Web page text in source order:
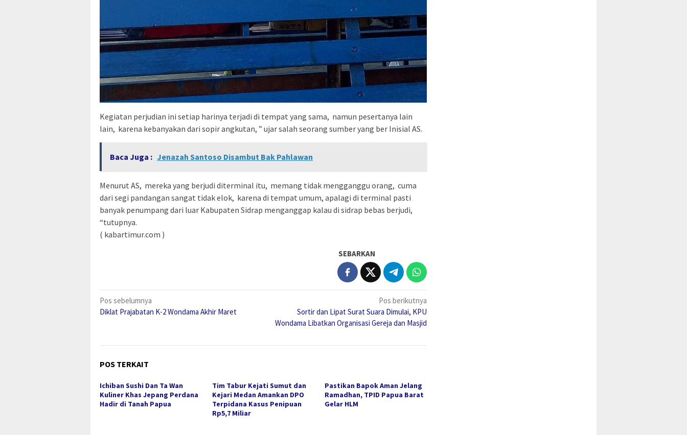
Kegiatan perjudian ini setiap harinya terjadi di tempat yang sama, namun pesertanya lain
lain, karena kebanyakan dari sopir angkutan, ” ujar salah seorang sumber yang ber Inisial AS.
Baca Juga : Jenazah Santoso Disambut Bak Pahlawan
Menurut AS, mereka yang berjudi diterminal itu, memang tidak mengganggu orang, cuma
dari segi pandangan sangat tidak elok, karena di tempat umum, apalagi di terminal pasti
banyak penumpang dari luar Kabupaten Sidrap menganggap kalau di sidrap bebas berjudi,
“tutupnya.
( kabartimur.com )
SEBARKAN
Navigasi
pos
Pos sebelumnya
Diklat Prajabatan K-2 Wondama Akhir Maret
Pos berikutnya
Sortir dan Lipat Surat Suara Dimulai, KPU
Wondama Libatkan Organisasi Gereja dan Masjid
POS TERKAIT
Ichiban Sushi Dan Ta Wan
Kuliner Khas Jepang Perdana
Hadir di Tanah Papua
Tim Tabur Kejati Sumut dan
Kejari Medan Amankan DPO
Terpidana Kasus Penipuan
Rp5,7 Miliar
Pastikan Bapok Aman Jelang
Ramadhan, TPID Papua Barat
Gelar HLM